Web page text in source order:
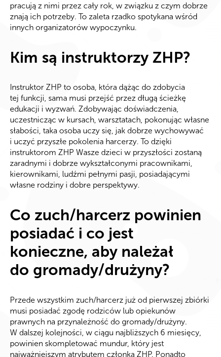
pracują z nimi przez cały rok, w związku z czym dobrze
znają ich potrzeby. To zaleta rzadko spotykana wśród
innych organizatorów wypoczynku.
Kim są instruktorzy ZHP?
Instruktor ZHP to osoba, która dążąc do zdobycia
tej funkcji, sama musi przejść przez długą ścieżkę
edukacji i wyzwań. Zdobywając doświadczenia,
uczestnicząc w kursach, warsztatach, pokonując własne
słabości, taka osoba uczy się, jak dobrze wychowywać
i uczyć przyszłe pokolenia harcerzy. To dzięki
instruktorom ZHP Wasze dzieci w przyszłości zostaną
zaradnymi i dobrze wykształconymi pracownikami,
kierownikami, ludźmi pełnymi pasji, posiadającymi
własne rodziny i dobre perspektywy.
Co zuch/harcerz powinien
posiadać i co jest
konieczne, aby należał
do gromady/drużyny?
Przede wszystkim zuch/harcerz już od pierwszej zbiórki
musi posiadać zgodę rodziców lub opiekunów
prawnych na przynależność do gromady/drużyny.
W dalszej kolejności, w ciągu najbliższych 6 miesięcy,
powinien skompletować mundur, który jest
najważniejszym atrybutem członka ZHP. Ponadto